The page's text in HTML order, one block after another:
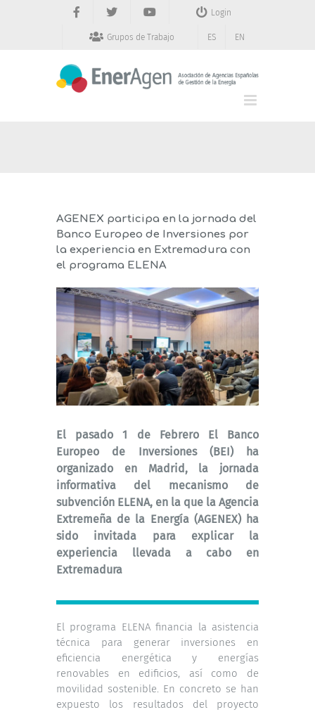
Login
Grupos de Trabajo ES EN
AGENEX participa en la jornada del
Banco Europeo de Inversiones por
la experiencia en Extremadura con
el programa ELENA
El pasado 1 de Febrero El Banco
Europeo de Inversiones (BEI) ha
organizado en Madrid, la jornada
informativa del mecanismo de
subvención ELENA, en la que la Agencia
Extremeña de la Energía (AGENEX) ha
sido invitada para explicar la
experiencia llevada a cabo en
Extremadura
El programa ELENAfinancia la asistencia
técnica para generar inversiones en
eficiencia energética y energías
renovables en edificios, así como de
movilidad sostenible. En concreto se han
expuesto los resultados del proyecto